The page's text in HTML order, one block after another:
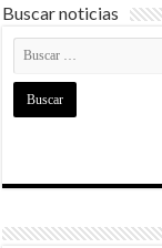
Buscar noticias